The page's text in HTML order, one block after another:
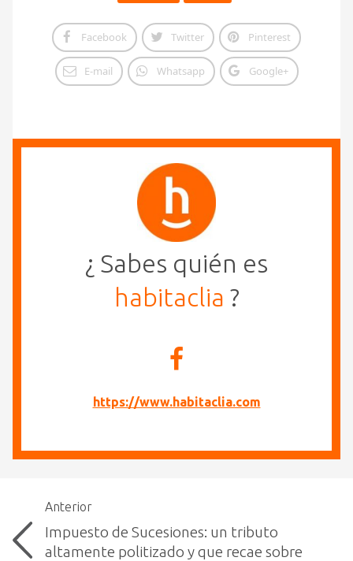
Facebook Twitter Pinterest
E-mail Whatsapp Google+
¿ Sabes quién es
habitaclia ?
https://www.habitaclia.com
Anterior
Impuesto de Sucesiones: un tributo
altamente politizado y que recae sobre